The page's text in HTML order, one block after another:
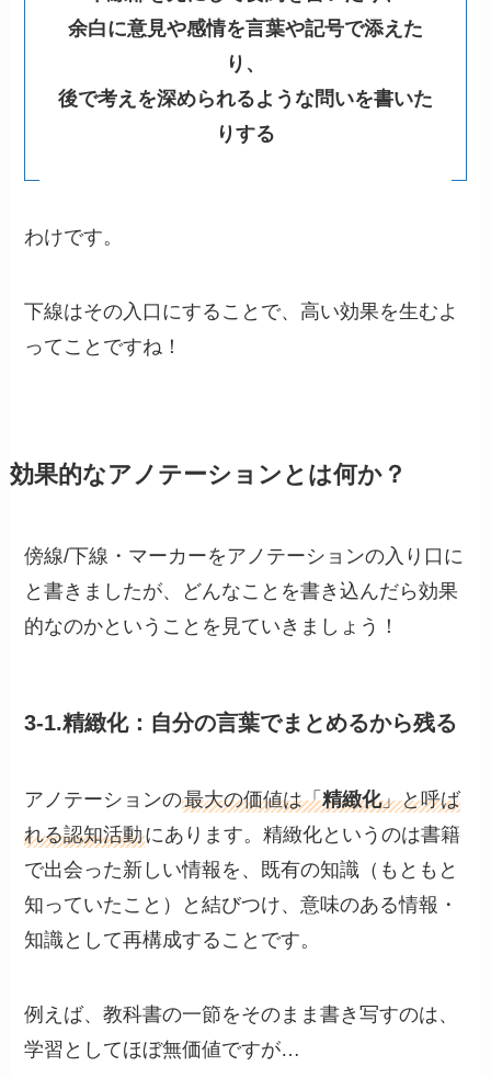
余白に意見や感情を言葉や記号で添えた
り、
後で考えを深められるような問いを書いた
りする
わけです。
下線はその入口にすることで、高い効果を生むよ
ってことですね！
効果的なアノテーションとは何か？
傍線/下線・マーカーをアノテーションの入り口に
と書きましたが、どんなことを書き込んだら効果
的なのかということを見ていきましょう！
3-1.精緻化：自分の言葉でまとめるから残る
アノテーションの最大の価値は「精緻化」と呼ば
れる認知活動にあります。精緻化というのは書籍
で出会った新しい情報を、既有の知識（もともと
知っていたこと）と結びつけ、意味のある情報・
知識として再構成することです。
例えば、教科書の一節をそのまま書き写すのは、
学習としてほぼ無価値ですが…